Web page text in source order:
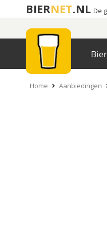
BIERNET.NL De
Bier
Home Aanbiedingen